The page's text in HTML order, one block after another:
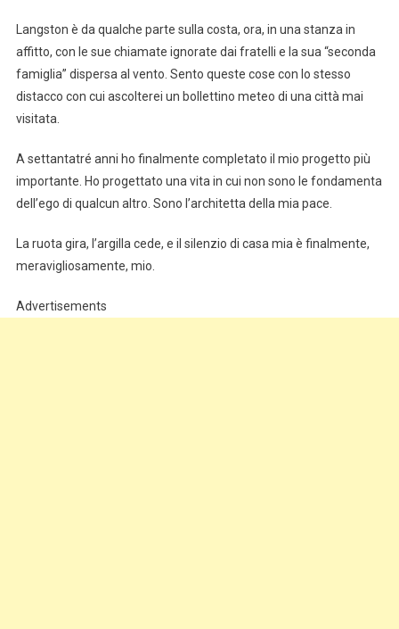
Langston è da qualche parte sulla costa, ora, in una stanza in
affitto, con le sue chiamate ignorate dai fratelli e la sua “seconda
famiglia” dispersa al vento. Sento queste cose con lo stesso
distacco con cui ascolterei un bollettino meteo di una città mai
visitata.
A settantatré anni ho finalmente completato il mio progetto più
importante. Ho progettato una vita in cui non sono le fondamenta
dell’ego di qualcun altro. Sono l’architetta della mia pace.
La ruota gira, l’argilla cede, e il silenzio di casa mia è finalmente,
meravigliosamente, mio.
Advertisements